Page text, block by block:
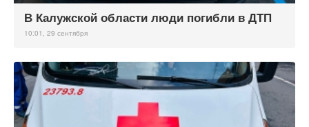
В Калужской области люди погибли в ДТП
10:01, 29 сентября